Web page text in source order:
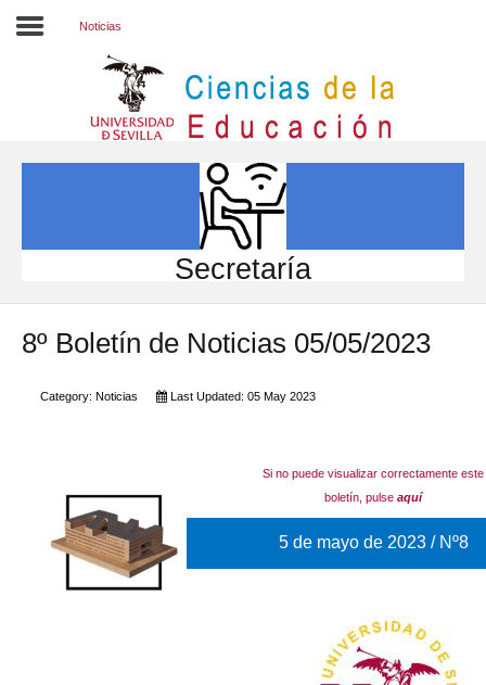
INVESTIGACIÓN
INTERNACIONAL
Directorio FCCE
Noticias
Secretaría
8º Boletín de Noticias 05/05/2023
Category: Noticias Last Updated: 05 May 2023
Si no puede visualizar correctamente este
boletín, pulse aquí
5 de mayo de 2023 / Nº8